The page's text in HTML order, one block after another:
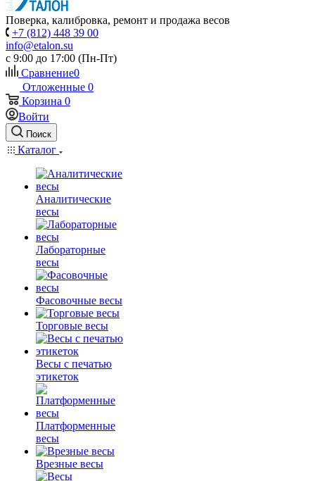
Поверка, калибровка, ремонт и продажа весов
+7 (812) 448 39 00
info@etalon.su
c 9:00 до 17:00 (Пн-Пт)
Сравнение0
Отложенные 0
Корзина 0
Войти
Поиск
Каталог
Аналитические
весы
Лабораторные
весы
Фасовочные весы
Торговые весы
Весы с печатью
этикеток
Платформенные
весы
Врезные весы